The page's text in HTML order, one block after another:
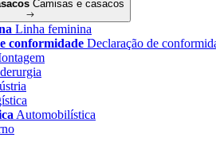
Camisas e casacos
Linha feminina
conformidade Declaração de
Automobilística